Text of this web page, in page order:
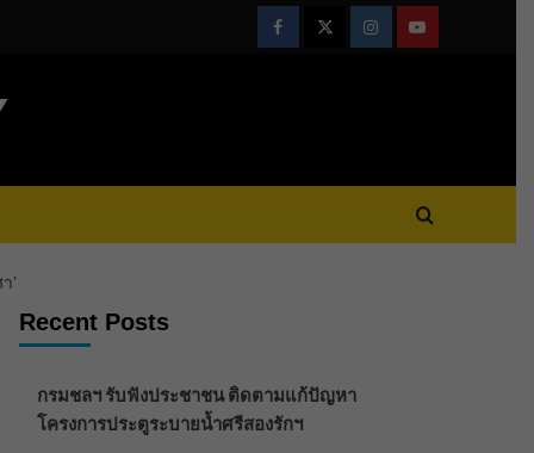
FacebookTwitterInstagramYoutube
’
Recent Posts
กรมชลฯ รับฟังประชาชน ติดตามแก้ปัญหา
โครงการประตูระบายน้ำศรีสองรักฯ